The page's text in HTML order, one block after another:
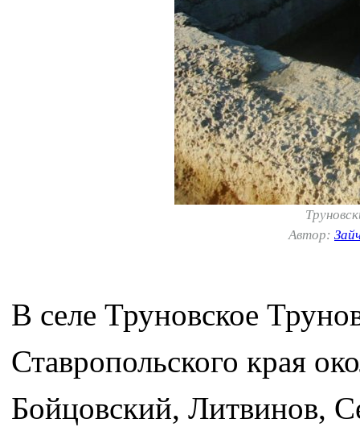
Автор:
В селе Труновское
Ставропольского края
Бойцовский, Литвинов,